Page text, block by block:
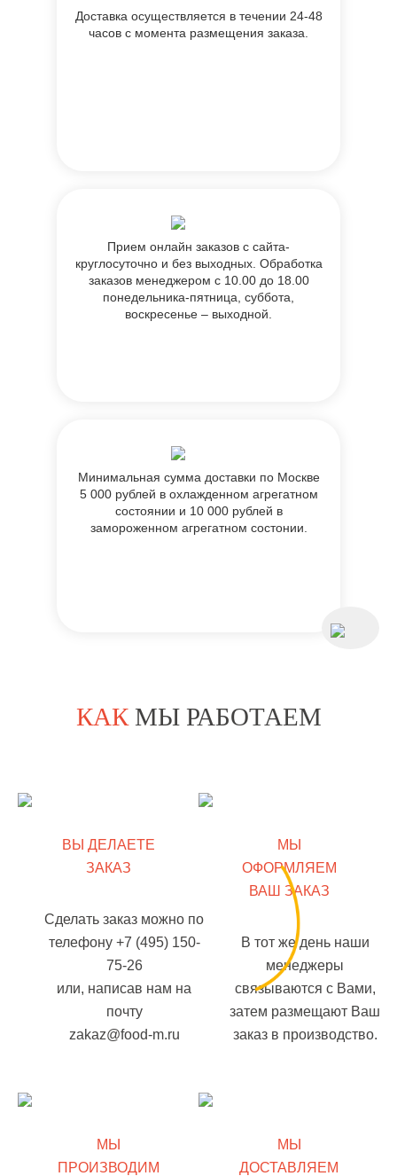
Доставка осуществляется в течении 24-48
часов с момента размещения заказа.
Прием онлайн заказов с сайта-
круглосуточно и без выходных. Обработка
заказов менеджером с 10.00 до 18.00
понедельника-пятница, суббота,
воскресенье – выходной.
Минимальная сумма доставки по Москве
5 000 рублей в охлажденном агрегатном
состоянии и 10 000 рублей в
замороженном агрегатном состонии.
КАКМЫ РАБОТАЕМ
ВЫ ДЕЛАЕТЕ
ЗАКАЗ
Сделать заказ можно по
телефону +7 (495) 150-
75-26
или, написав нам на
почту
zakaz@food-m.ru
МЫ
ОФОРМЛЯЕМ
ВАШ ЗАКАЗ
В тот же день наши
менеджеры
связываются с Вами,
затем размещают Ваш
заказ в производство.
МЫ
ПРОИЗВОДИМ
МЫ
ДОСТАВЛЯЕМ